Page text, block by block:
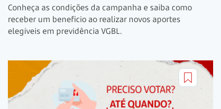
Conheça as condições da campanha e saiba como
receber um benefício ao realizar novos aportes
elegíveis em previdência VGBL.